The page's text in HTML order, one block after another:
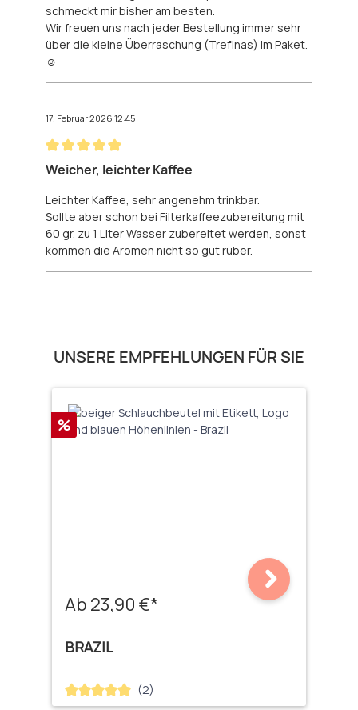
schmeckt mir bisher am besten.
Wir freuen uns nach jeder Bestellung immer sehr
über die kleine Überraschung (Trefinas) im Paket.
☺️
17. Februar 2026 12:45
Bewertung mit 5 von 5 Sternen
Weicher, leichter Kaffee
Leichter Kaffee, sehr angenehm trinkbar.
Sollte aber schon bei Filterkaffeezubereitung mit
60 gr. zu 1 Liter Wasser zubereitet werden, sonst
kommen die Aromen nicht so gut rüber.
Produktgalerie überspringen
UNSERE EMPFEHLUNGEN FÜR SIE
Rabatt
%
Ab 23,90 €*
BRAZIL
Durchschnittliche Bewertung von 5 von 5 Sternen
(2)